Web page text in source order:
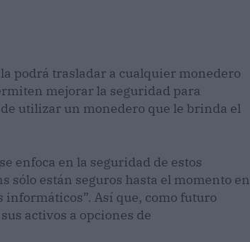
podrá trasladar a cualquier monedero
mejorar la seguridad para
utilizar un monedero que le brinda el
enfoca en la seguridad de estos
están seguros hasta el momento en
informáticos”. Así que, como futuro
activos a opciones de